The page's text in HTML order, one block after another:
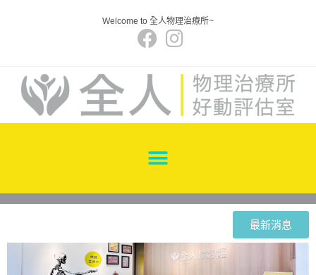
Welcome to 全人物理治療所~
最新消息